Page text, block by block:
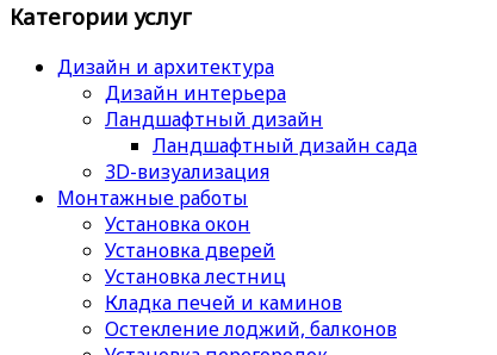
Категории услуг
Дизайн и архитектура
Дизайн интерьера
Ландшафтный дизайн
Ландшафтный дизайн сада
3D-визуализация
Монтажные работы
Установка окон
Установка дверей
Установка лестниц
Кладка печей и каминов
Остекление лоджий, балконов